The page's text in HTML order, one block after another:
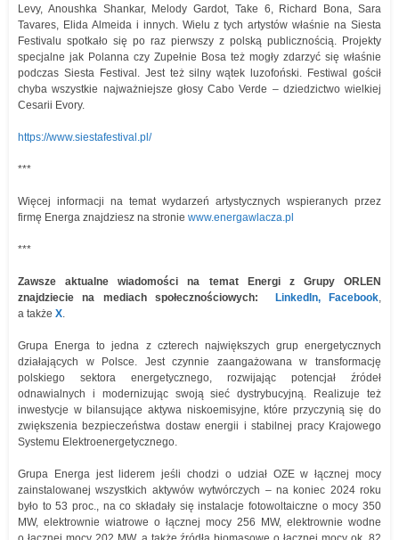
Levy, Anoushka Shankar, Melody Gardot, Take 6, Richard Bona, Sara
Tavares, Elida Almeida i innych. Wielu z tych artystów właśnie na Siesta
Festivalu spotkało się po raz pierwszy z polską publicznością. Projekty
specjalne jak Polanna czy Zupełnie Bosa też mogły zdarzyć się właśnie
podczas Siesta Festival. Jest też silny wątek luzofoński. Festiwal gościł
chyba wszystkie najważniejsze głosy Cabo Verde – dziedzictwo wielkiej
Cesarii Evory.
https://www.siestafestival.pl/
***
Więcej informacji na temat wydarzeń artystycznych wspieranych przez
firmę Energa znajdziesz na stronie www.energawlacza.pl
***
Zawsze aktualne wiadomości na temat Energi z Grupy ORLEN
znajdziecie na mediach społecznościowych: LinkedIn, Facebook
a także X
Grupa Energa to jedna z czterech największych grup energetycznych
działających w Polsce. Jest czynnie zaangażowana w transformację
polskiego sektora energetycznego, rozwijając potencjał źródeł
odnawialnych i modernizując swoją sieć dystrybucyjną. Realizuje też
inwestycje w bilansujące aktywa niskoemisyjne, które przyczynią się do
zwiększenia bezpieczeństwa dostaw energii i stabilnej pracy Krajowego
Systemu Elektroenergetycznego.
Grupa Energa jest liderem jeśli chodzi o udział OZE w łącznej mocy
zainstalowanej wszystkich aktywów wytwórczych – na koniec 2024 roku
było to 53 proc., na co składały się instalacje fotowoltaiczne o mocy 350
MW, elektrownie wiatrowe o łącznej mocy 256 MW, elektrownie wodne